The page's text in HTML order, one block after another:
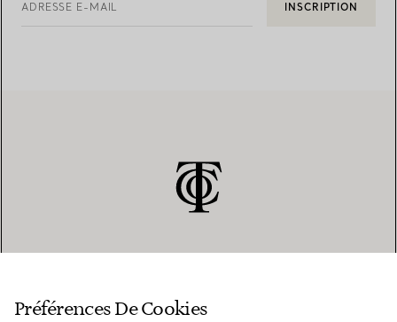
ADRESSE E-MAIL INSCRIPTION
Préférences De Cookies